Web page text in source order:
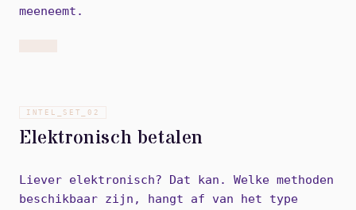
meeneemt.
INTEL_SET_ 02
Elektronisch betalen
Liever elektronisch? Dat kan. Welke methoden
beschikbaar zijn, hangt af van het type